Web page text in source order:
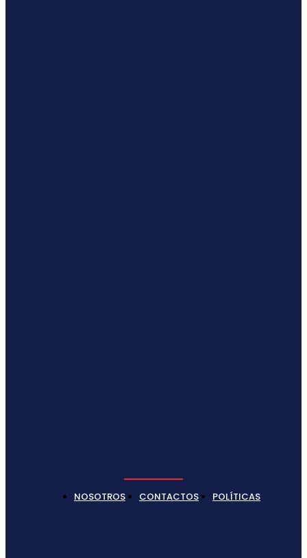
NOSOTROS CONTACTOS POLÍTICAS